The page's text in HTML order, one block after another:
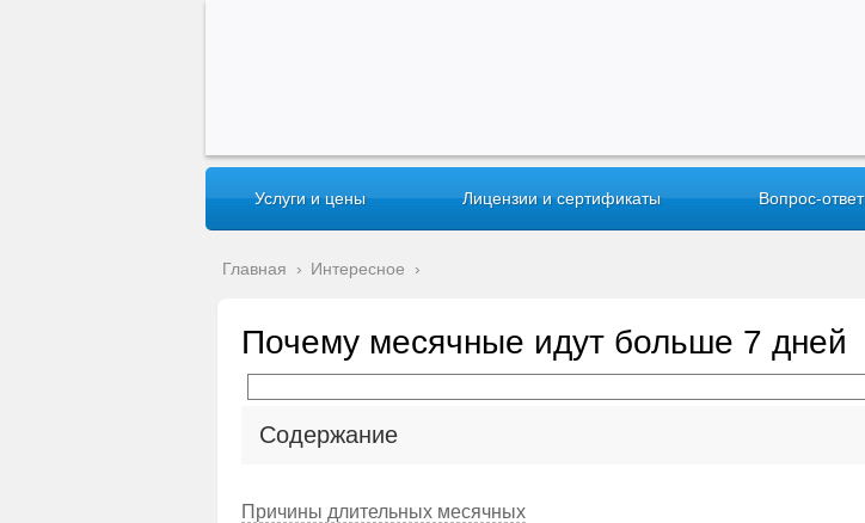
Услуги и цены Лицензии и сертификаты Вопрос-ответ
Главная › Интересное ›
Почему месячные идут больше 7 дней
Содержание
Причины длительных месячных